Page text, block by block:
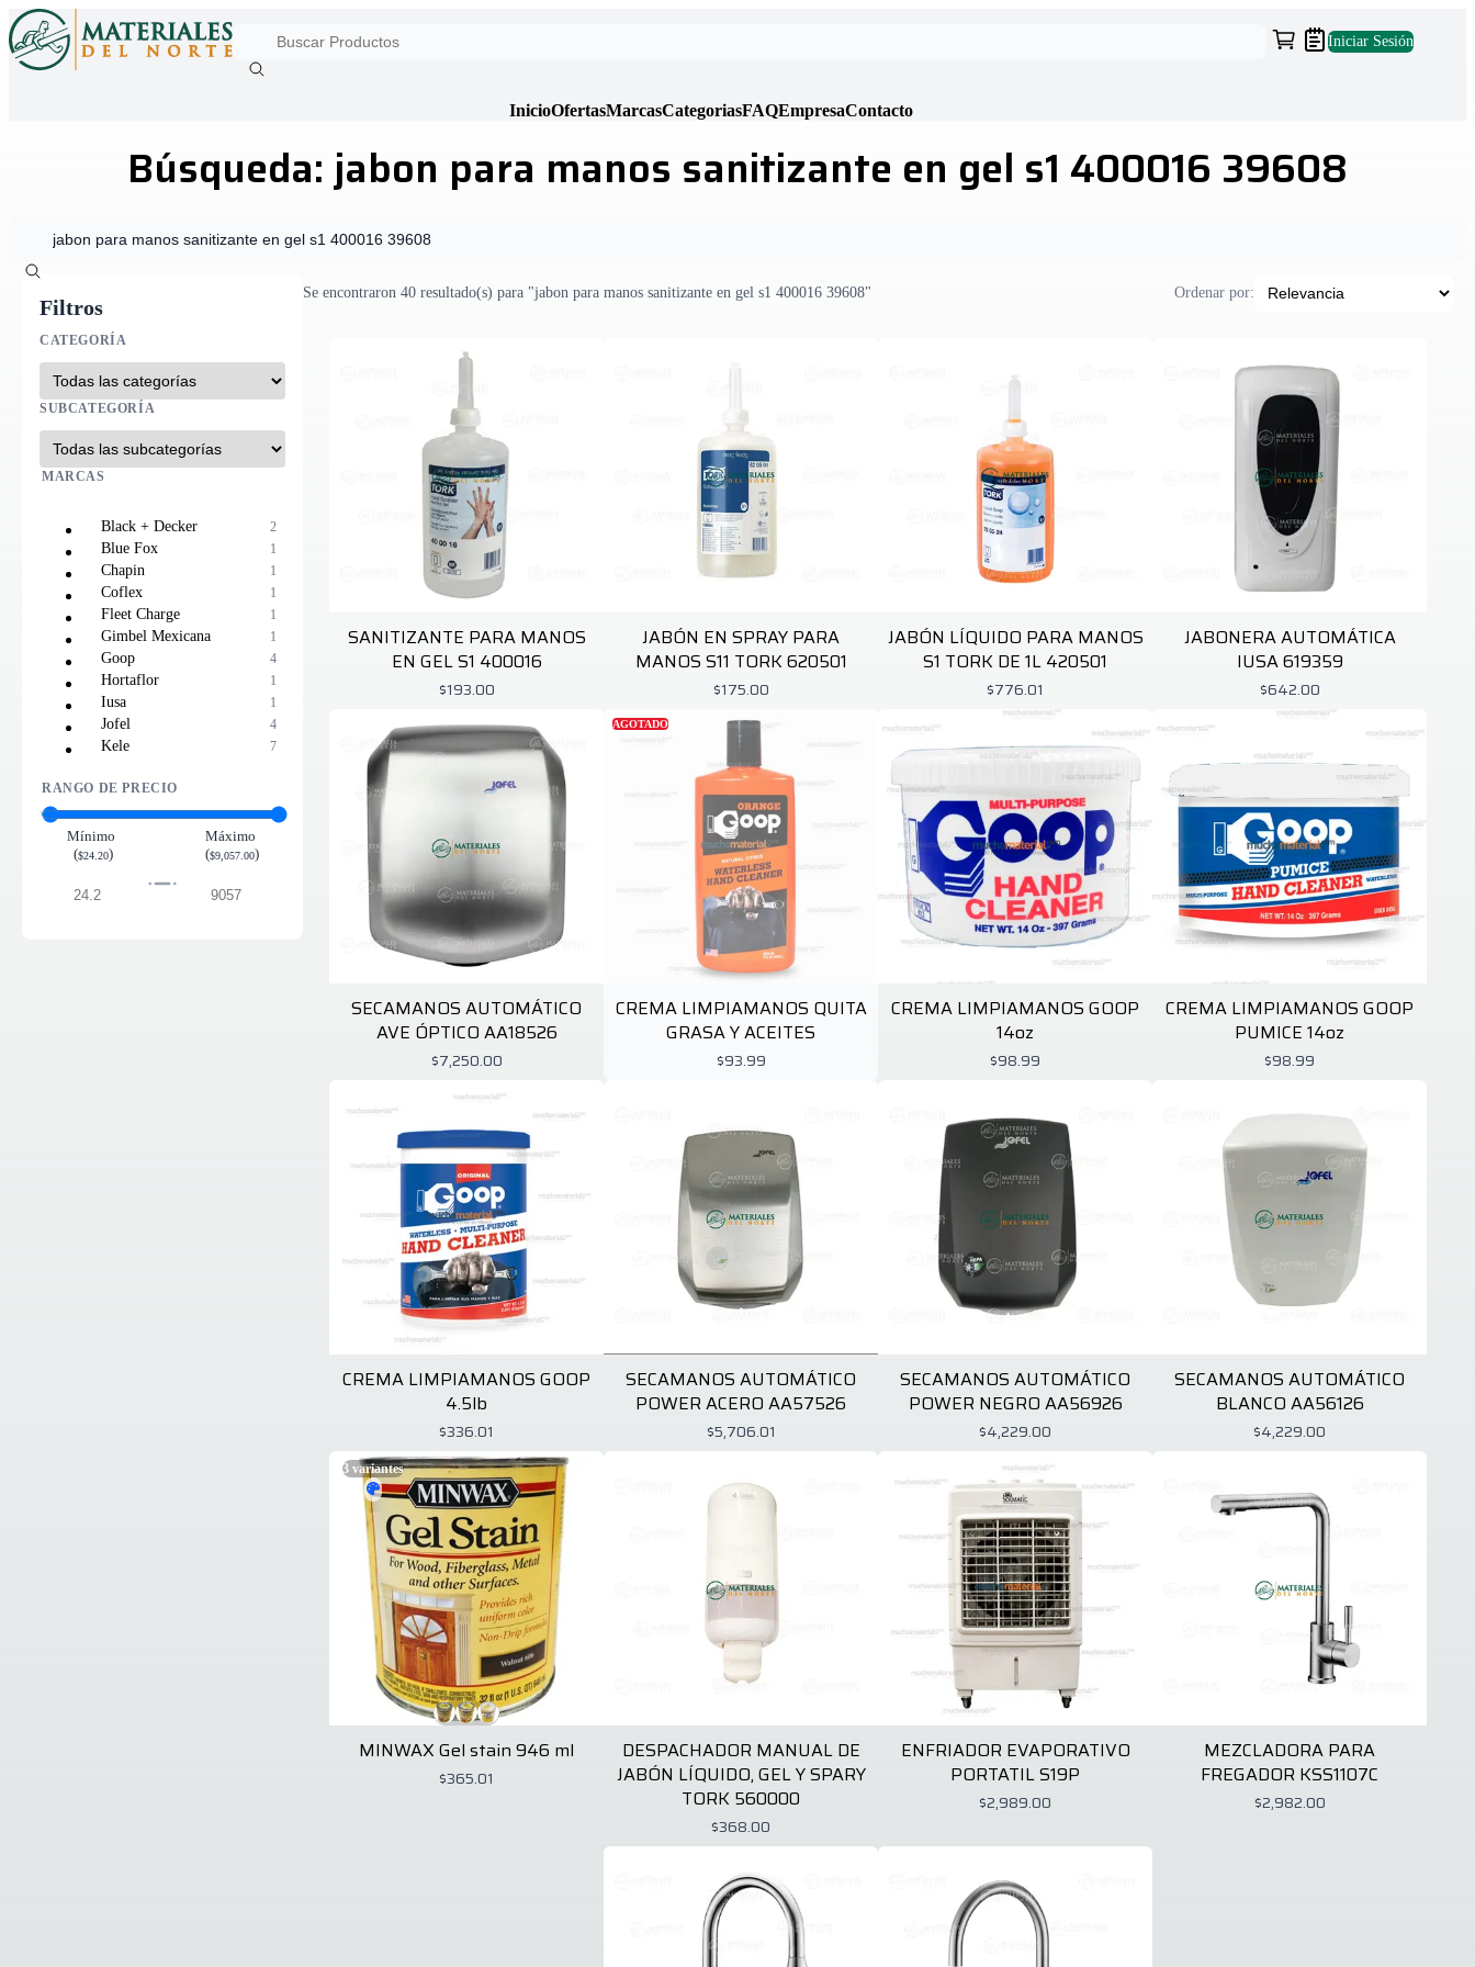
Iniciar Sesión
InicioOfertasMarcasCategoriasFAQEmpresaContacto
Búsqueda: jabon para manos sanitizante en gel s1 400016 39608
Filtros
CATEGORÍA
SUBCATEGORÍA
MARCAS
Black + Decker 2
Blue Fox 1
Chapin 1
Coflex 1
Fleet Charge 1
Gimbel Mexicana 1
Goop 4
Hortaflor 1
Iusa 1
Jofel 4
Kele 7
Milwaukee
Minwax 1
Peak
Prestone
RANGO DE PRECIO
Mínimo
($24.20)
Máximo
($9,057.00)
Se encontraron 40 resultado(s) para "jabon para manos sanitizante en gel s1 400016 39608" Ordenar por:
SANITIZANTE PARA MANOS
EN GEL S1 400016
$193.00
JABÓN EN SPRAY PARA
MANOS S11 TORK 620501
$175.00
JABÓN LÍQUIDO PARA MANOS
S1 TORK DE 1L 420501
$776.01
JABONERA AUTOMÁTICA
IUSA 619359
$642.00
SECAMANOS AUTOMÁTICO
AVE ÓPTICO AA18526
$7,250.00
AGOTADO
CREMA LIMPIAMANOS QUITA
GRASA Y ACEITES
$93.99
CREMA LIMPIAMANOS GOOP
14oz
$98.99
CREMA LIMPIAMANOS GOOP
PUMICE 14oz
$98.99
CREMA LIMPIAMANOS GOOP
4.5lb
$336.01
SECAMANOS AUTOMÁTICO
POWER ACERO AA57526
$5,706.01
SECAMANOS AUTOMÁTICO
POWER NEGRO AA56926
$4,229.00
SECAMANOS AUTOMÁTICO
BLANCO AA56126
$4,229.00
3 variantes
MINWAX Gel stain 946 ml
$365.01
DESPACHADOR MANUAL DE
JABÓN LÍQUIDO, GEL Y SPARY
TORK 560000
$368.00
ENFRIADOR EVAPORATIVO
PORTATIL S19P
$2,989.00
MEZCLADORA PARA
FREGADOR KSS1107C
$2,982.00